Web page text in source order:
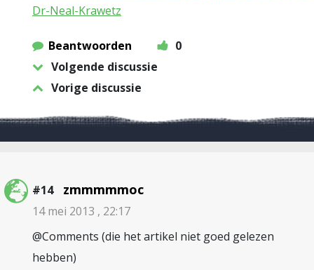
Dr-Neal-Krawetz
Beantwoorden
0
Volgende discussie
Vorige discussie
#14 zmmmmmoc
14 mei 2013 , 22:17
@Comments (die het artikel niet goed gelezen
hebben)